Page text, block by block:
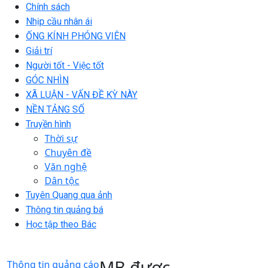
Chính sách
Nhịp cầu nhân ái
ỐNG KÍNH PHÓNG VIÊN
Giải trí
Người tốt - Việc tốt
GÓC NHÌN
XÃ LUẬN - VẤN ĐỀ KỲ NÀY
NỀN TẢNG SỐ
Truyền hình
Thời sự
Chuyên đề
Văn nghệ
Dân tộc
Tuyên Quang qua ảnh
Thông tin quảng bá
Học tập theo Bác
Thông tin quảng cáo